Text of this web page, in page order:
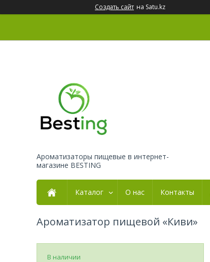
Создать сайт на Satu.kz
Ароматизаторы пищевые в интернет-
магазине BESTING
Каталог О нас Контакты
Ароматизатор пищевой «Киви»
В наличии